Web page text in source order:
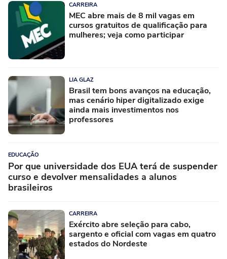
CARREIRA
MEC abre mais de 8 mil vagas em
cursos gratuitos de qualificação para
mulheres; veja como participar
LIA GLAZ
Brasil tem bons avanços na educação,
mas cenário hiper digitalizado exige
ainda mais investimentos nos
professores
EDUCAÇÃO
Por que universidade dos EUA terá de suspender
curso e devolver mensalidades a alunos
brasileiros
CARREIRA
Exército abre seleção para cabo,
sargento e oficial com vagas em quatro
estados do Nordeste